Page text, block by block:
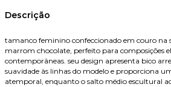
E-mail
Descrição
tamanco feminino confeccionado em couro na
marrom chocolate, perfeito para composições
contemporâneas. seu design apresenta bico
suavidade às linhas do modelo e proporciona
atemporal, enquanto o salto médio escultural